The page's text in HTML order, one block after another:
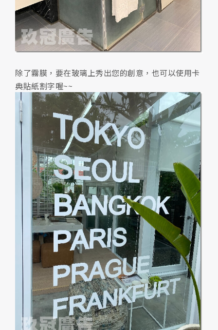
除了霧膜，要在玻璃上秀出您的創意，也可以使用卡
典貼紙割字喔~~